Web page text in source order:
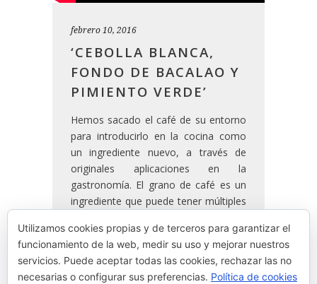
febrero 10, 2016
‘CEBOLLA BLANCA,
FONDO DE BACALAO Y
PIMIENTO VERDE’
Hemos sacado el café de su entorno
para introducirlo en la cocina como
un ingrediente nuevo, a través de
originales aplicaciones en la
gastronomía. El grano de café es un
ingrediente que puede tener múltiples
ejemplo en nuestro plato ‘Cebolla
blanca, fondo de bacalao y pimiento
verde’.
Utilizamos cookies propias y de terceros para garantizar el
funcionamiento de la web, medir su uso y mejorar nuestros
servicios. Puede aceptar todas las cookies, rechazar las no
necesarias o configurar sus preferencias. Política de cookies